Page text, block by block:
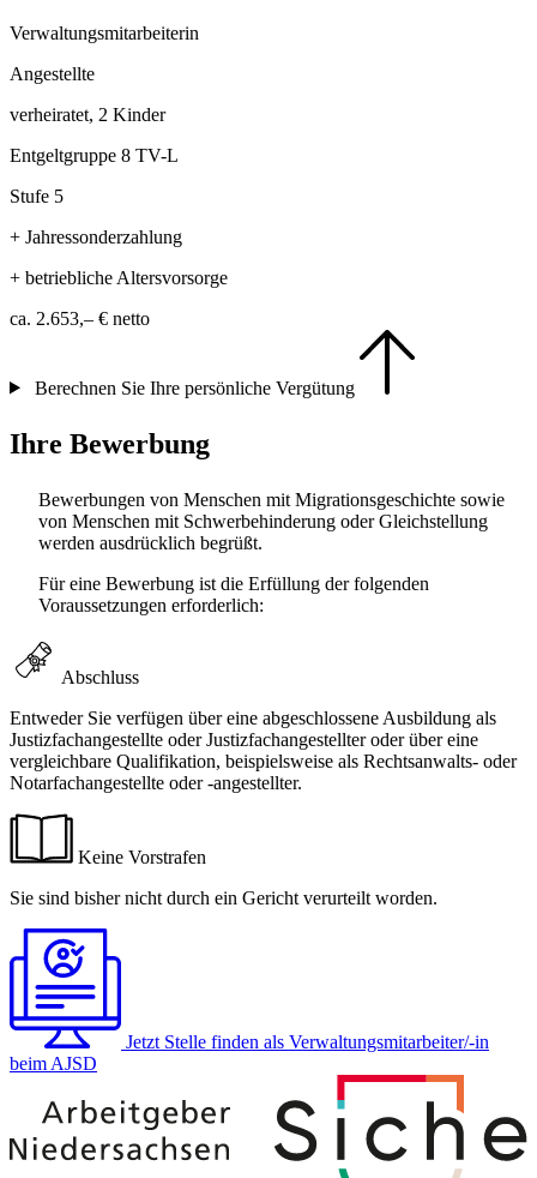
Verwaltungsmitarbeiterin
Angestellte
verheiratet, 2 Kinder
Entgeltgruppe 8 TV-L
Stufe 5
+ Jahressonderzahlung
+ betriebliche Altersvorsorge
ca. 2.653,– € netto
Berechnen Sie Ihre persönliche Vergütung
Ihre Bewerbung
Bewerbungen von Menschen mit Migrationsgeschichte sowie
von Menschen mit Schwerbehinderung oder Gleichstellung
werden ausdrücklich begrüßt.
Für eine Bewerbung ist die Erfüllung der folgenden
Voraussetzungen erforderlich:
Abschluss
Entweder Sie verfügen über eine abgeschlossene Ausbildung als
Justizfachangestellte oder Justizfachangestellter oder über eine
vergleichbare Qualifikation, beispielsweise als Rechtsanwalts- oder
Notarfachangestellte oder -angestellter.
Keine Vorstrafen
Sie sind bisher nicht durch ein Gericht verurteilt worden.
Jetzt Stelle finden als Verwaltungsmitarbeiter/-in
beim AJSD